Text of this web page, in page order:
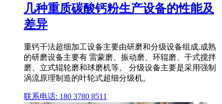
几种重质碳酸钙粉生产设备的性能及
差异
重钙干法超细加工设备主要由研磨和分级设备组成,成熟
的研磨设备主要有 雷蒙磨、振动磨、环辊磨、干式搅拌
磨、立式辊轮磨和球磨机等。 分级设备主要是采用强制
涡流原理制造的叶轮式超细分级机。
联系电话: 180 3780 8511